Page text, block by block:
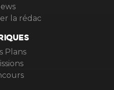
la rédac
Plans